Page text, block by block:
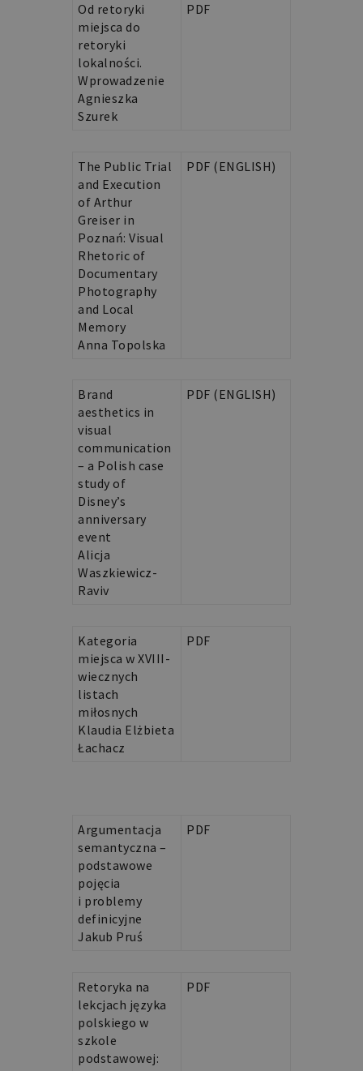
Od retoryki
miejsca do
retoryki
lokalności.
Wprowadzenie
Agnieszka
Szurek
PDF
The Public Trial
and Execution
of Arthur
Greiser in
Poznań: Visual
Rhetoric of
Documentary
Photography
and Local
Memory
Anna Topolska
PDF (ENGLISH)
Brand
aesthetics in
visual
communication
– a Polish case
study of
Disney’s
anniversary
event
Alicja
Waszkiewicz-
Raviv
PDF (ENGLISH)
Kategoria
miejsca w XVIII-
wiecznych
listach
miłosnych
Klaudia Elżbieta
Łachacz
PDF
Argumentacja
semantyczna –
podstawowe
pojęcia
i problemy
definicyjne
Jakub Pruś
PDF
Retoryka na
lekcjach języka
polskiego w
szkole
podstawowej:
PDF